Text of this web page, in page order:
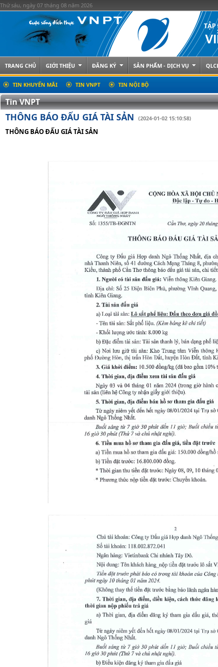
Thứ sáu, ngày 07 tháng 08 năm 2026
TRANG CHỦ GIỚI THIỆU ĐĂNG KÝ SẢN PHẨM - DỊCH VỤ
TIN KHUYẾN MÃI TIN VNPT TIN NỘI BỘ
Tin VNPT
THÔNG BÁO ĐẤU GIÁ TÀI SẢN (2024-01-02 15:10:58)
THÔNG BÁO ĐẤU GIÁ TÀI SẢN